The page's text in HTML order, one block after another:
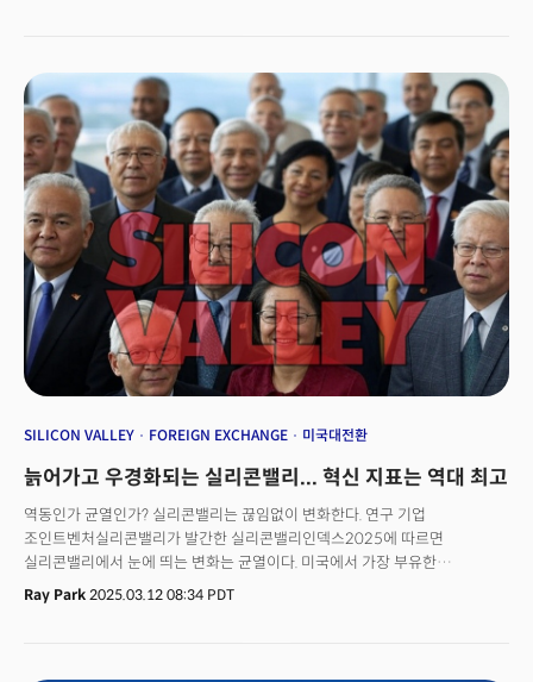
대륙별로는 중동과 아시아 지역 참가자가 3만 7497명으로 가장 많았고, 유럽
(1만 1470명), 미국을 제외한 북미(6392명) 순으로 나타났다. 한국은 전체
참가자 중 약 10%를 차지하게 됐다. 이 같은 한국의 활약에 대해 존 켈리 CTA
부사장 겸 CES 전시 총괄 디렉터도 높은 평가를 내놨다. 켈리 부사장은 CES
공식 미디어 파트너인 더밀크와의 인터뷰에서 "CES 2025에 참가한 한국
기업들은 유레카파크의 스타트업부터 삼성, LG, SK하이닉스, 롯데, 대동,
세라젬, 현대모비스와 같은 글로벌 리더에 이르기까지 세계 무대에서 혁신과
기술력을 선보였다"고 평가했다. 이어 "(한국 기술 커뮤니티와) 함께 혁신을
통해 글로벌 과제에 대응하고 더 나은 미래를 만들어 나갈 수 있을 것"이라며
내년 CES2026에 대한 기대감을 내비쳤다.켈리 부사장은 마지막으로 "한국의
활기찬 기술 커뮤니티와의 지속적인 파트너십을 환영하며 감사의 뜻을
전한다"고 밝혔다.
SILICON VALLEY FOREIGN EXCHANGE 미국대전환
늙어가고 우경화되는 실리콘밸리... 혁신 지표는 역대 최고
역동인가 균열인가? 실리콘밸리는 끊임없이 변화한다. 연구 기업
조인트벤처실리콘밸리가 발간한 실리콘밸리인덱스2025에 따르면
실리콘밸리에서 눈에 띄는 변화는 균열이다. 미국에서 가장 부유한
지역이지만, 인종, 성별, 소득 간 격차도 가장 큰 곳이기도 하다. 이런 격차는
지역의 고령화, 우경화라는 변화를 낳았다. 고령화로 부족해진 인구는
Ray Park 2025.03.12 08:34 PDT